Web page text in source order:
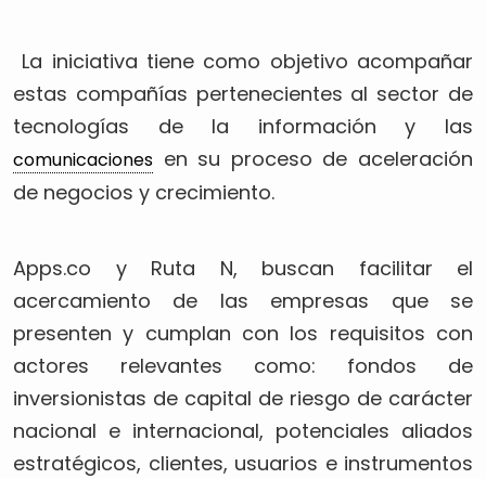
La iniciativa tiene como objetivo acompañar
estas compañías pertenecientes al sector de
tecnologías de la información y las
comunicaciones en su proceso de aceleración
de negocios y crecimiento.
Apps.co y Ruta N, buscan facilitar el
acercamiento de las empresas que se
presenten y cumplan con los requisitos con
actores relevantes como: fondos de
inversionistas de capital de riesgo de carácter
nacional e internacional, potenciales aliados
estratégicos, clientes, usuarios e instrumentos